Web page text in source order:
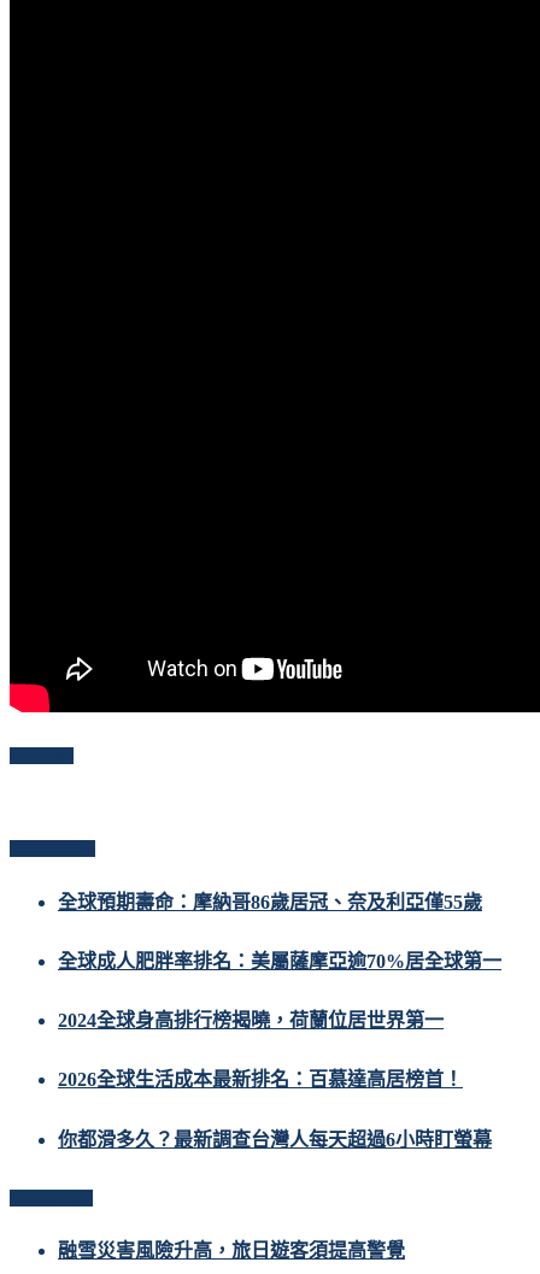
全球預期壽命：摩納哥86歲居冠、奈及利亞僅55歲
全球成人肥胖率排名：美屬薩摩亞逾70%居全球第一
2024全球身高排行榜揭曉，荷蘭位居世界第一
2026全球生活成本最新排名：百慕達高居榜首！
你都滑多久？最新調查台灣人每天超過6小時盯螢幕
融雪災害風險升高，旅日遊客須提高警覺